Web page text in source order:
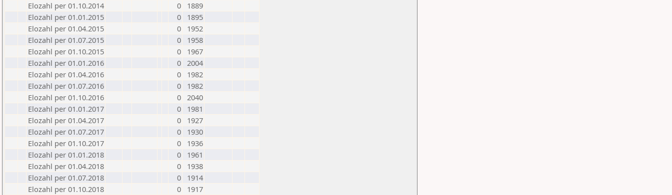
Elozahl per 01.10.2014
0
1889
Elozahl per 01.01.2015
0
1895
Elozahl per 01.04.2015
0
1952
Elozahl per 01.07.2015
0
1958
Elozahl per 01.10.2015
0
1967
Elozahl per 01.01.2016
0 2004
Elozahl per 01.04.2016
0
1982
Elozahl per 01.07.2016
0
1982
Elozahl per 01.10.2016
0 2040
Elozahl per 01.01.2017
0
1981
Elozahl per 01.04.2017
0
1927
Elozahl per 01.07.2017
0
1930
Elozahl per 01.10.2017
0
1936
Elozahl per 01.01.2018
0
1961
Elozahl per 01.04.2018
0
1938
Elozahl per 01.07.2018
0
1914
Elozahl per 01.10.2018
0
1917